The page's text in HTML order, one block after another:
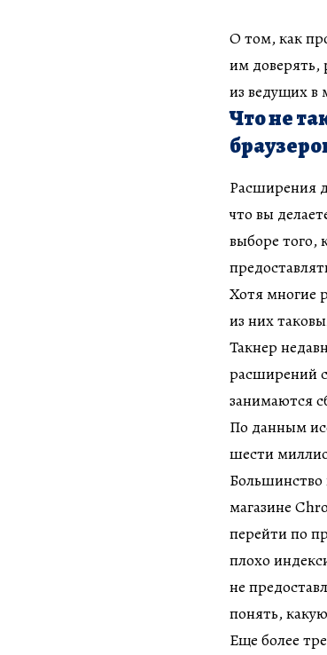
О том, как
им доверять,
из ведущих в
Что не
Расширения
что вы
выборе того,
Хотя многие
из них
Такнер
расширений
занимаются
По данным
шести
Большинство
магазине
перейти по
плохо
не
понять,
Еще более